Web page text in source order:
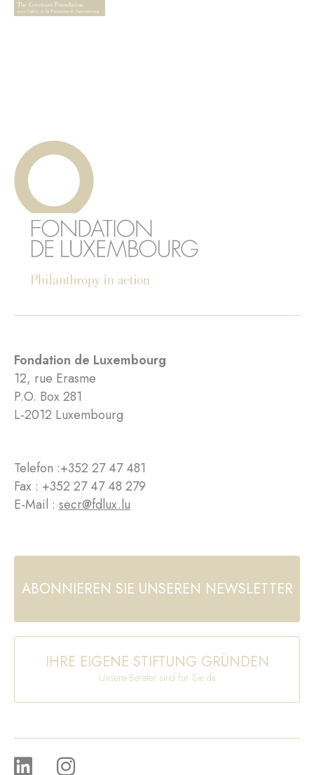
Fondation de Luxembourg
12, rue Erasme
P.O. Box 281
L-2012 Luxembourg
Telefon :+352 27 47 481
Fax : +352 27 47 48 279
E-Mail : secr@fdlux.lu
ABONNIEREN SIE UNSEREN NEWSLETTER
IHRE EIGENE STIFTUNG GRÜNDEN
Unsere Berater sind für Sie da